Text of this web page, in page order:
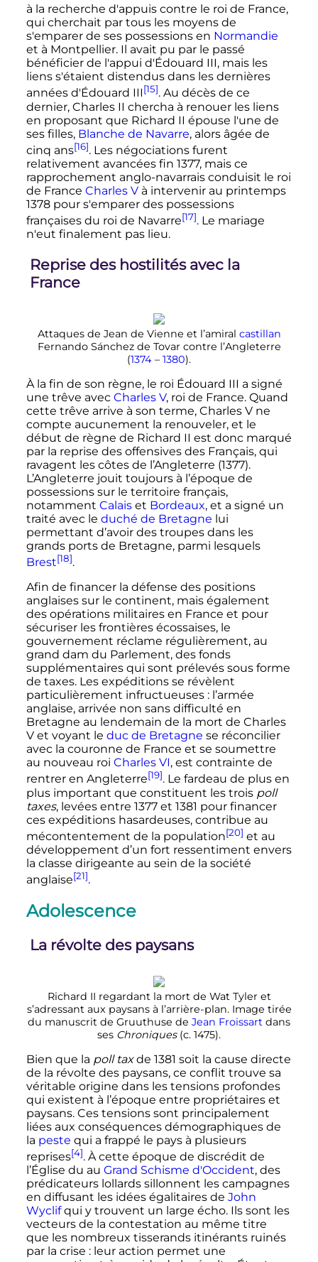
à la recherche d'appuis contre le roi de France,
qui cherchait par tous les moyens de
s'emparer de ses possessions en Normandie
et à Montpellier. Il avait pu par le passé
bénéficier de l'appui d'Édouard III, mais les
liens s'étaient distendus dans les dernières
années d'Édouard III[15]. Au décès de ce
dernier, Charles II chercha à renouer les liens
en proposant que Richard II épouse l'une de
ses filles, Blanche de Navarre, alors âgée de
cinq ans[16]. Les négociations furent
relativement avancées fin 1377, mais ce
rapprochement anglo-navarrais conduisit le roi
de France Charles Và intervenir au printemps
1378 pour s'emparer des possessions
françaises du roi de Navarre[17]. Le mariage
n'eut finalement pas lieu.
Reprise des hostilités avec la
France
Attaques de Jean de Vienne et l’amiral castillan
Fernando Sánchez de Tovar contre l’Angleterre
(1374 – 1380).
À la fin de son règne, le roi Édouard III a signé
une trêve avec Charles V, roi de France. Quand
cette trêve arrive à son terme, Charles Vne
compte aucunement la renouveler, et le
début de règne de Richard II est donc marqué
par la reprise des offensives des Français, qui
ravagent les côtes de l’Angleterre (1377).
L’Angleterre jouit toujours à l’époque de
possessions sur le territoire français,
notamment Calaiset Bordeaux, et a signé un
traité avec le duché de Bretagne lui
permettant d’avoir des troupes dans les
grands ports de Bretagne, parmi lesquels
Brest[18].
Afin de financer la défense des positions
anglaises sur le continent, mais également
des opérations militaires en France et pour
sécuriser les frontières écossaises, le
gouvernement réclame régulièrement, au
grand dam du Parlement, des fonds
supplémentaires qui sont prélevés sous forme
de taxes. Les expéditions se révèlent
particulièrement infructueuses : l’armée
anglaise, arrivée non sans difficulté en
Bretagne au lendemain de la mort de Charles
Vet voyant le duc de Bretagne se réconcilier
avec la couronne de France et se soumettre
au nouveau roi Charles VI, est contrainte de
rentrer en Angleterre[19]. Le fardeau de plus en
plus important que constituent les trois poll
taxes, levées entre 1377 et 1381 pour financer
ces expéditions hasardeuses, contribue au
mécontentement de la population[20] et au
développement d’un fort ressentiment envers
la classe dirigeante au sein de la société
anglaise[21].
Adolescence
La révolte des paysans
Richard II regardant la mort de Wat Tyler et
s’adressant aux paysans à l’arrière-plan. Image tirée
du manuscrit de Gruuthuse de Jean Froissart dans
ses Chroniques(c. 1475).
Bien que la poll taxde 1381 soit la cause directe
de la révolte des paysans, ce conflit trouve sa
véritable origine dans les tensions profondes
qui existent à l’époque entre propriétaires et
paysans. Ces tensions sont principalement
liées aux conséquences démographiques de
la peste qui a frappé le pays à plusieurs
reprises[4]. À cette époque de discrédit de
l’Église du au Grand Schisme d'Occident, des
prédicateurs lollards sillonnent les campagnes
en diffusant les idées égalitaires de John
Wyclifqui y trouvent un large écho. Ils sont les
vecteurs de la contestation au même titre
que les nombreux tisserands itinérants ruinés
par la crise : leur action permet une